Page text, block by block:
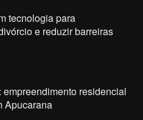
tecnologia para
e reduzir barreiras
residencial
Apucarana